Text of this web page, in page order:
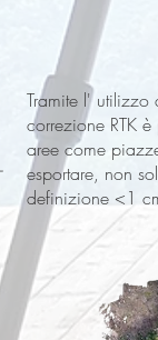
Tramite l'
correzione RTK
aree come
esportare, non
definizione <1